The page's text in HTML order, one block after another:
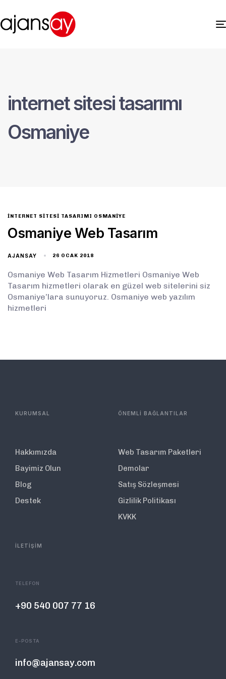
internet sitesi tasarımı
Osmaniye
INTERNET SITESI TASARIMI OSMANIYE
Osmaniye Web Tasarım
AJANSAY 26 OCAK 2018
Osmaniye Web Tasarım Hizmetleri Osmaniye Web
Tasarım hizmetleri olarak en güzel web sitelerini siz
Osmaniye’lara sunuyoruz. Osmaniye web yazılım
hizmetleri
KURUMSAL
Hakkımızda
Bayimiz Olun
Blog
Destek
ÖNEMLİ BAĞLANTILAR
Web Tasarım Paketleri
Demolar
Satış Sözleşmesi
Gizlilik Politikası
KVKK
İLETİŞİM
TELEFON
+90 540 007 77 16
E-POSTA
info@ajansay.com